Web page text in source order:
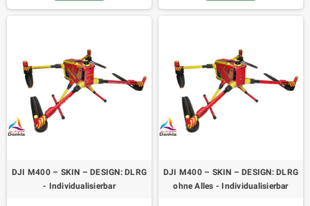
DJI M400 – SKIN – DESIGN: DLRG
- Individualisierbar
DJI M400 – SKIN – DESIGN: DLRG
ohne Alles - Individualisierbar